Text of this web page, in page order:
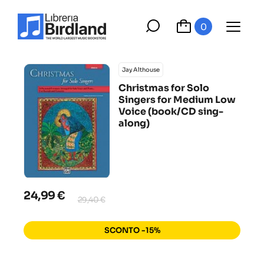
0
Jay Althouse
Christmas for Solo
Singers for Medium Low
Voice (book/CD sing-
along)
24,99 € 29,40 €
SCONTO -15%